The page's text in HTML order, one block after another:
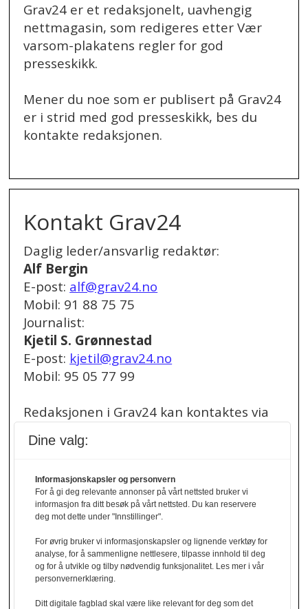
Grav24 er et redaksjonelt, uavhengig
nettmagasin, som redigeres etter Vær
varsom-plakatens regler for god
presseskikk.
Mener du noe som er publisert på Grav24
er i strid med god presseskikk, bes du
kontakte redaksjonen.
Kontakt Grav24
Daglig leder/ansvarlig redaktør:
Alf Bergin
E-post: alf@grav24.no
Mobil: 91 88 75 75
Journalist:
Kjetil S. Grønnestad
E-post: kjetil@grav24.no
Mobil: 95 05 77 99
Redaksjonen i Grav24 kan kontaktes via
annonser/stillingsannonser, kan du bruke
denne e-post adressen:
annonse@grav24.no
Ved å følge linken under finner du vår
personvernerklæring.
Dine valg:
Informasjonskapsler og personvern
For å gi deg relevante annonser på vårt nettsted bruker vi
informasjon fra ditt besøk på vårt nettsted. Du kan reservere
deg mot dette under "Innstillinger".
For øvrig bruker vi informasjonskapsler og lignende verktøy for
analyse, for å sammenligne nettlesere, tilpasse innhold til deg
og for å utvikle og tilby nødvendig funksjonalitet. Les mer i vår
personvernerklæring.
Ditt digitale fagblad skal være like relevant for deg som det